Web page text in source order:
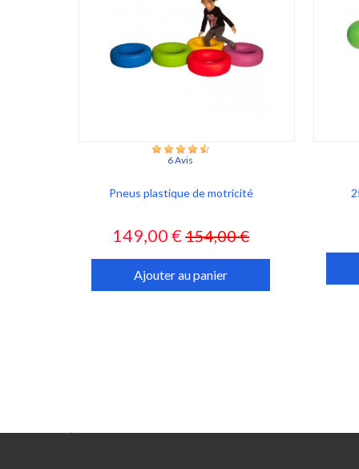
6 Avis
Pneus plastique de motricité
Prix
149,00 €Prix
habituel
154,00 €
Ajouter au panier
